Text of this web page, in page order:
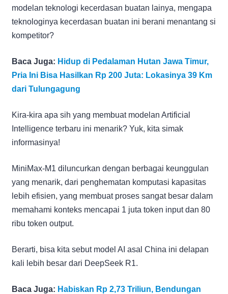
modelan teknologi kecerdasan buatan lainya, mengapa
teknologinya kecerdasan buatan ini berani menantang si
kompetitor?
Baca Juga: Hidup di Pedalaman Hutan Jawa Timur,
Pria Ini Bisa Hasilkan Rp 200 Juta: Lokasinya 39 Km
dari Tulungagung
Kira-kira apa sih yang membuat modelan Artificial
Intelligence terbaru ini menarik? Yuk, kita simak
informasinya!
MiniMax-M1 diluncurkan dengan berbagai keunggulan
yang menarik, dari penghematan komputasi kapasitas
lebih efisien, yang membuat proses sangat besar dalam
memahami konteks mencapai 1 juta token input dan 80
ribu token output.
Berarti, bisa kita sebut model AI asal China ini delapan
kali lebih besar dari DeepSeek R1.
Baca Juga: Habiskan Rp 2,73 Triliun, Bendungan